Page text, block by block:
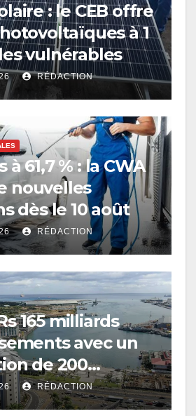
: le CEB offre
à 1
vulnérables
RÉDACTION
à 61,7 % : la CWA
nouvelles
dès le 10 août
RÉDACTION
165 milliards
avec un
de 200
RÉDACTION